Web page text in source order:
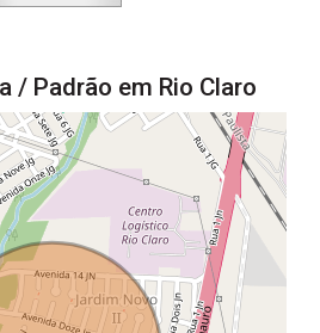
/ Padrão em Rio Claro